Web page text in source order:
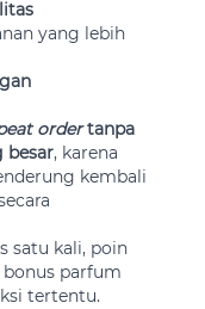
yang lebih
ordertanpa
besar, karena
kembali
satu kali, poin
bonus parfum
tertentu.